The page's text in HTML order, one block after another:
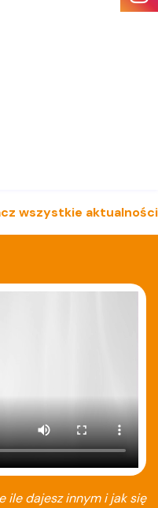
wszystkie aktualności
ile dajesz innym i jak się